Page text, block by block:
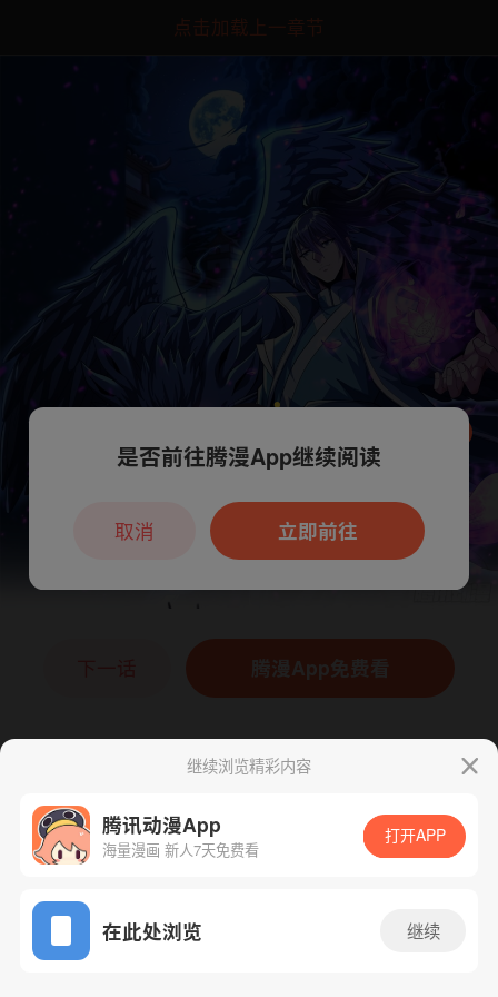
点击加载上一章节
App免费看
腾漫App免费看
继续浏览精彩内容
腾讯动漫App
海量漫画 新人7天免费看
打开APP
在此处浏览 继续
本章节仅支持App阅读，可打开App新用
户7天免费看
是否前往腾漫App继续阅读
立即前往
取消